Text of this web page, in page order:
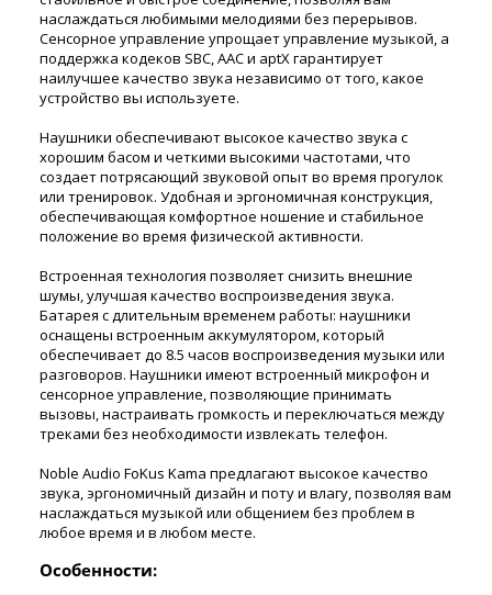
наслаждаться любимыми мелодиями без перерывов.
Сенсорное управление упрощает управление музыкой, а
поддержка кодеков SBC, AAC и aptX гарантирует
наилучшее качество звука независимо от того, какое
устройство вы используете.
Наушники обеспечивают высокое качество звука с
хорошим басом и четкими высокими частотами, что
создает потрясающий звуковой опыт во время прогулок
или тренировок. Удобная и эргономичная конструкция,
обеспечивающая комфортное ношение и стабильное
положение во время физической активности.
Встроенная технология позволяет снизить внешние
шумы, улучшая качество воспроизведения звука.
Батарея с длительным временем работы: наушники
оснащены встроенным аккумулятором, который
обеспечивает до 8.5 часов воспроизведения музыки или
разговоров. Наушники имеют встроенный микрофон и
сенсорное управление, позволяющие принимать
вызовы, настраивать громкость и переключаться между
треками без необходимости извлекать телефон.
Noble Audio FoKus Kama предлагают высокое качество
звука, эргономичный дизайн и поту и влагу, позволяя вам
наслаждаться музыкой или общением без проблем в
любое время и в любом месте.
Особенности: